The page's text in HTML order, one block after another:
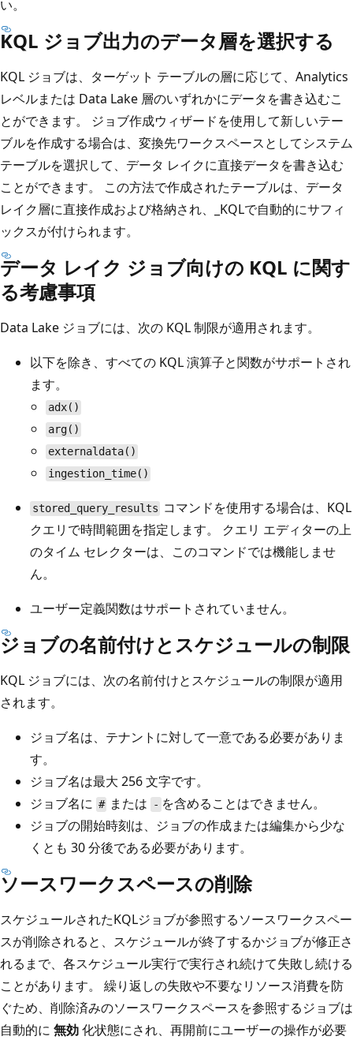
い。
KQL ジョブ出力のデータ層を選択する
KQL ジョブは、ターゲット テーブルの層に応じて、Analytics
レベルまたは Data Lake 層のいずれかにデータを書き込むこ
とができます。 ジョブ作成ウィザードを使用して新しいテー
ブルを作成する場合は、変換先ワークスペースとしてシステム
テーブルを選択して、データ レイクに直接データを書き込む
ことができます。 この方法で作成されたテーブルは、データ
レイク層に直接作成および格納され、_KQLで自動的にサフィ
ックスが付けられます。
データ レイク ジョブ向けの KQL に関す
る考慮事項
Data Lake ジョブには、次の KQL 制限が適用されます。
以下を除き、すべての KQL 演算子と関数がサポートされ
ます。
adx()
arg()
externaldata()
ingestion_time()
stored_query_results コマンドを使用する場合は、KQL
クエリで時間範囲を指定します。 クエリ エディターの上
のタイム セレクターは、このコマンドでは機能しませ
ん。
ユーザー定義関数はサポートされていません。
ジョブの名前付けとスケジュールの制限
KQL ジョブには、次の名前付けとスケジュールの制限が適用
されます。
ジョブ名は、テナントに対して一意である必要がありま
す。
ジョブ名は最大 256 文字です。
ジョブ名に # または - を含めることはできません。
ジョブの開始時刻は、ジョブの作成または編集から少な
くとも 30 分後である必要があります。
ソースワークスペースの削除
スケジュールされたKQLジョブが参照するソースワークスペー
スが削除されると、スケジュールが終了するかジョブが修正さ
れるまで、各スケジュール実行で実行され続けて失敗し続ける
ことがあります。 繰り返しの失敗や不要なリソース消費を防
ぐため、削除済みのソースワークスペースを参照するジョブは
自動的に 無効化状態にされ、再開前にユーザーの操作が必要